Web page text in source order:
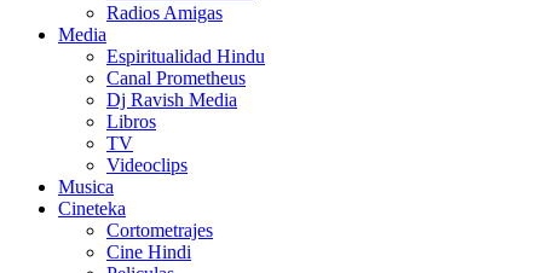
Radios Amigas
Media
Espiritualidad Hindu
Canal Prometheus
Dj Ravish Media
Libros
TV
Videoclips
Musica
Cineteka
Cortometrajes
Cine Hindi